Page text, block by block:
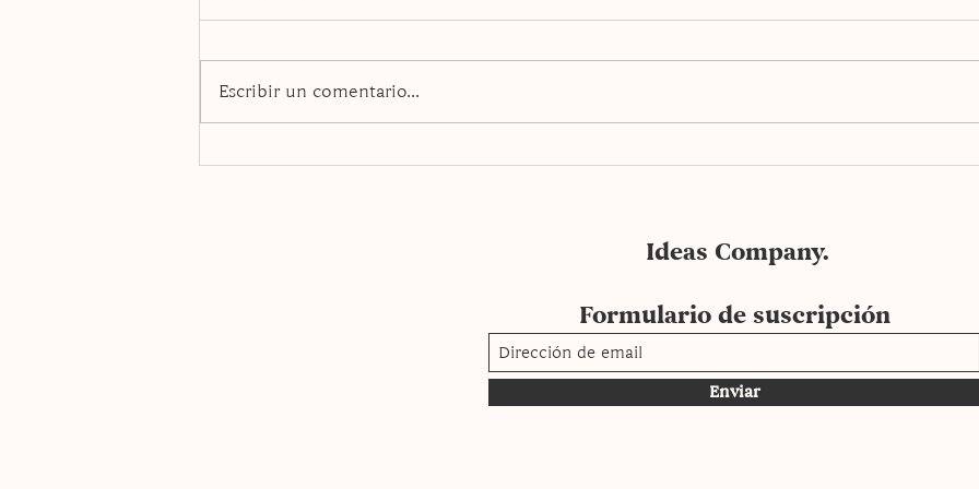
Dumplings de papel arroz
Pizza de cuatro quesos
Escribir un comentario...
Ideas Company.
Formulario de suscripción
Enviar